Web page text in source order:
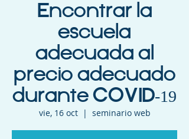
Encontrar la
escuela
adecuada al
precio adecuado
durante COVID-19
vie, 16 oct
  |
seminario web